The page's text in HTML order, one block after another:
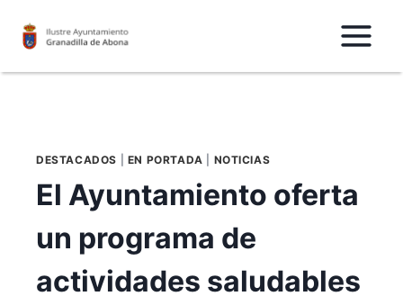
DESTACADOS EN PORTADA NOTICIAS
El Ayuntamiento oferta
un programa de
actividades saludables